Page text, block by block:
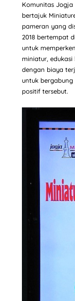
Komunitas
bertajuk
pameran yang
2018 bertempat
untuk
miniatur,
dengan biaya
untuk
positif tersebut.